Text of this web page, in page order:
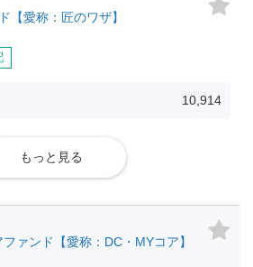
【愛称：匠のワザ】
10,914
もっと見る
ァンド【愛称：DC・MYコア】